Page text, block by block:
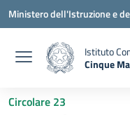
Vai ai contenuti
Vai al menu di navigazione
Vai al footer
Ministero dell'Istruzione e
Istituto
Cinque
Circolare 23